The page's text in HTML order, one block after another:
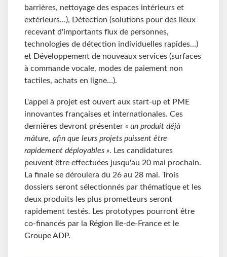
barrières, nettoyage des espaces intérieurs et
extérieurs…), Détection (solutions pour des lieux
recevant d'importants flux de personnes,
technologies de détection individuelles rapides…)
et Développement de nouveaux services (surfaces
à commande vocale, modes de paiement non
tactiles, achats en ligne…).
L'appel à projet est ouvert aux start-up et PME
innovantes françaises et internationales. Ces
dernières devront présenter « un produit déjà
mâture, afin que leurs projets puissent être
rapidement déployables ». Les candidatures
peuvent être effectuées jusqu'au 20 mai prochain.
La finale se déroulera du 26 au 28 mai. Trois
dossiers seront sélectionnés par thématique et les
deux produits les plus prometteurs seront
rapidement testés. Les prototypes pourront être
co-financés par la Région Ile-de-France et le
Groupe ADP.